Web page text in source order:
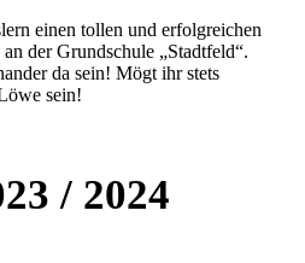
einen tollen und erfolgreichen
der Grundschule „Stadtfeld“.
da sein! Mögt ihr stets
sein!
/ 2024